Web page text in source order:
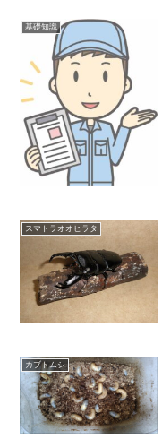
基礎知識
スマトラオオヒラタ
カブトムシ